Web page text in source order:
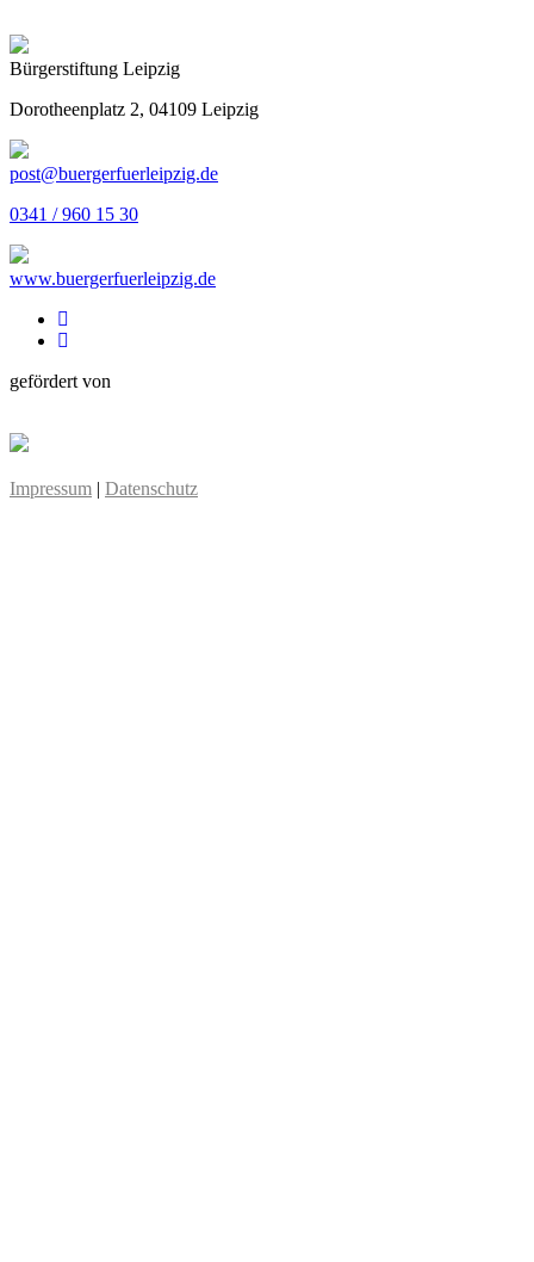
Bürgerstiftung Leipzig
Dorotheenplatz 2, 04109 Leipzig
post@buergerfuerleipzig.de
0341 / 960 15 30
www.buergerfuerleipzig.de
gefördert von
Impressum | Datenschutz